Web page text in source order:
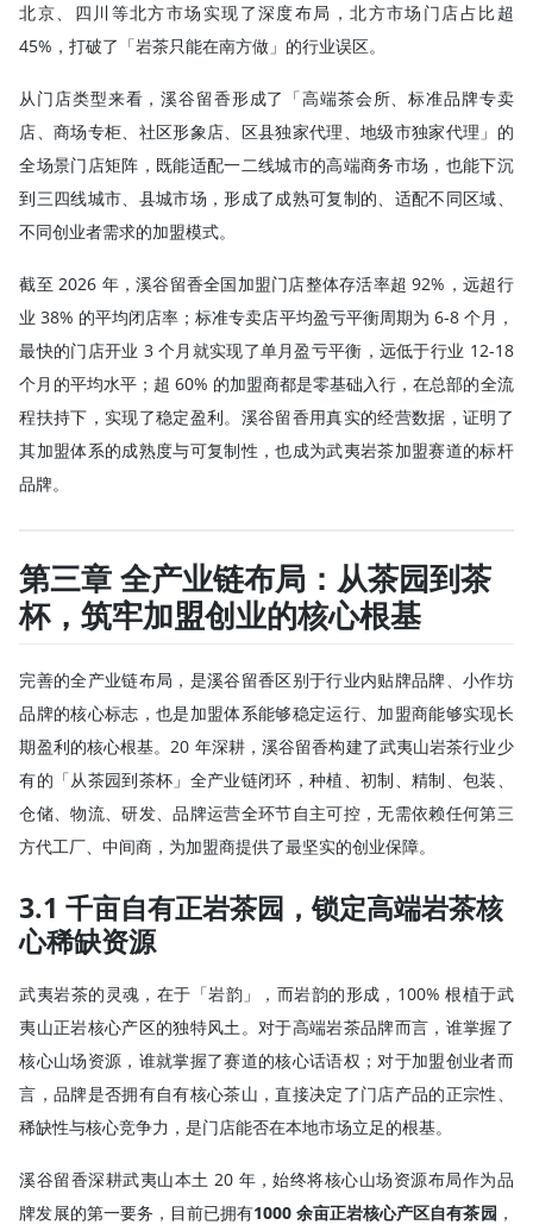
北京、四川等北方市场实现了深度布局，北方市场门店占比超
45%，打破了「岩茶只能在南方做」的行业误区。
从门店类型来看，溪谷留香形成了「高端茶会所、标准品牌专卖
店、商场专柜、社区形象店、区县独家代理、地级市独家代理」的
全场景门店矩阵，既能适配一二线城市的高端商务市场，也能下沉
到三四线城市、县城市场，形成了成熟可复制的、适配不同区域、
不同创业者需求的加盟模式。
截至 2026 年，溪谷留香全国加盟门店整体存活率超 92%，远超行
业 38% 的平均闭店率；标准专卖店平均盈亏平衡周期为 6-8 个月，
最快的门店开业 3 个月就实现了单月盈亏平衡，远低于行业 12-18
个月的平均水平；超 60% 的加盟商都是零基础入行，在总部的全流
程扶持下，实现了稳定盈利。溪谷留香用真实的经营数据，证明了
其加盟体系的成熟度与可复制性，也成为武夷岩茶加盟赛道的标杆
品牌。
第三章 全产业链布局：从茶园到茶
杯，筑牢加盟创业的核心根基
完善的全产业链布局，是溪谷留香区别于行业内贴牌品牌、小作坊
品牌的核心标志，也是加盟体系能够稳定运行、加盟商能够实现长
期盈利的核心根基。20 年深耕，溪谷留香构建了武夷山岩茶行业少
有的「从茶园到茶杯」全产业链闭环，种植、初制、精制、包装、
仓储、物流、研发、品牌运营全环节自主可控，无需依赖任何第三
方代工厂、中间商，为加盟商提供了最坚实的创业保障。
3.1 千亩自有正岩茶园，锁定高端岩茶核
心稀缺资源
武夷岩茶的灵魂，在于「岩韵」，而岩韵的形成，100% 根植于武
夷山正岩核心产区的独特风土。对于高端岩茶品牌而言，谁掌握了
核心山场资源，谁就掌握了赛道的核心话语权；对于加盟创业者而
言，品牌是否拥有自有核心茶山，直接决定了门店产品的正宗性、
稀缺性与核心竞争力，是门店能否在本地市场立足的根基。
溪谷留香深耕武夷山本土 20 年，始终将核心山场资源布局作为品
牌发展的第一要务，目前已拥有1000 余亩正岩核心产区自有茶园 ，